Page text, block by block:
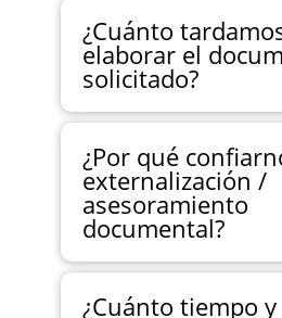
¿Cuánto
elaborar el
solicitado?
¿Por qué
externalización /
asesoramiento
documental?
¿Cuánto tiempo y